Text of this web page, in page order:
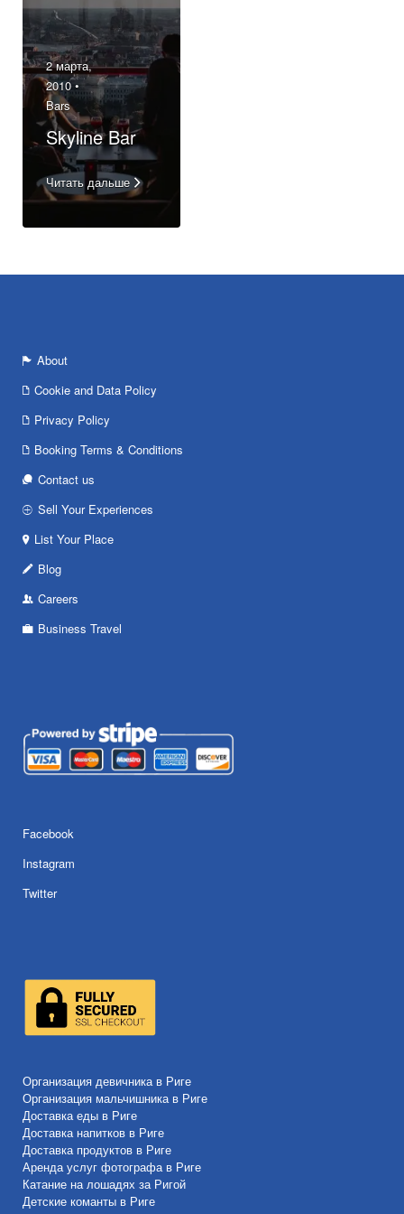
2 марта,
2010 •
Bars
Skyline Bar
Читать дальше
About
Cookie and Data Policy
Privacy Policy
Booking Terms & Conditions
Contact us
Sell Your Experiences
List Your Place
Blog
Careers
Business Travel
Facebook
Instagram
Twitter
Организация девичника в Риге
Организация мальчишника в Риге
Доставка еды в Риге
Доставка напитков в Риге
Доставка продуктов в Риге
Аренда услуг фотографа в Риге
Катание на лошадях за Ригой
Детские команты в Риге